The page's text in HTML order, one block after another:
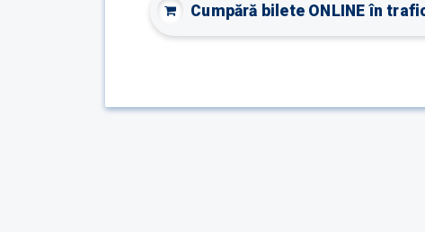
Cumpără bilete ONLINE în